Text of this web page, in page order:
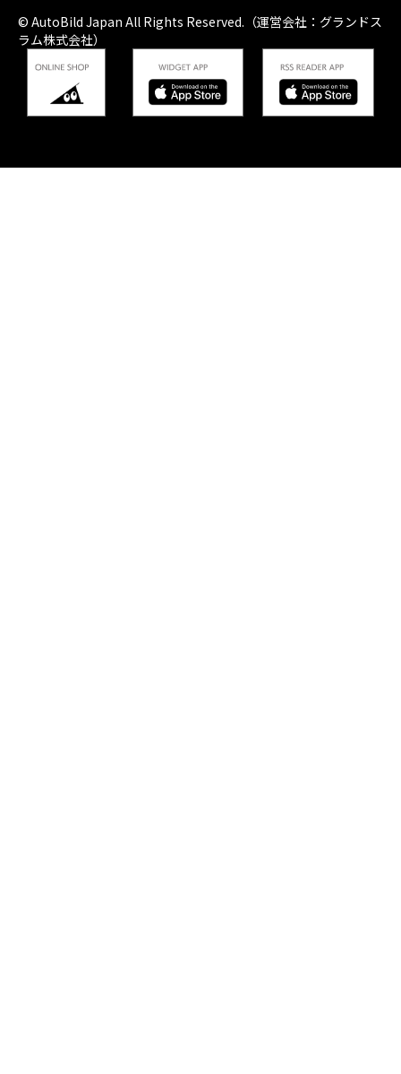
© AutoBild Japan All Rights Reserved.（運営会社：グランドス
ラム株式会社）